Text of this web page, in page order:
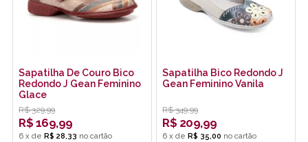
Sapatilha De Couro Bico
Redondo J Gean Feminino
Glace
R$ 329,99
R$ 169,99
6 x de R$ 28,33
Sapatilha Bico Redondo J
Gean Feminino Vanila
R$ 349,99
R$ 209,99
6 x de R$ 35,00